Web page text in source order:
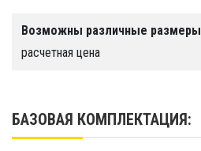
Гарантия
1 год
Более 10 лет
Возможны различные размеры
расчетная цена
БАЗОВАЯ КОМПЛЕКТАЦИЯ: